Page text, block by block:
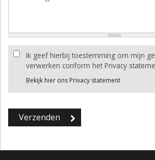
Ik geef hierbij toestemming om mijn
verwerken conform het Privacy
Bekijk hier ons Privacy statement